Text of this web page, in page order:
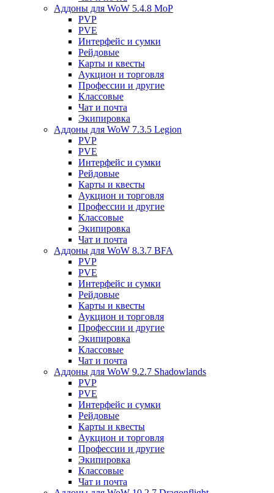
Аддоны для WoW 5.4.8 MoP
PVP
PVE
Интерфейс и сумки
Рейдовые
Карты и квесты
Аукцион и торговля
Профессии и другие
Классовые
Чат и почта
Экипировка
Аддоны для WoW 7.3.5 Legion
PVP
PVE
Интерфейс и сумки
Рейдовые
Карты и квесты
Аукцион и торговля
Профессии и другие
Классовые
Экипировка
Чат и почта
Аддоны для WoW 8.3.7 BFA
PVP
PVE
Интерфейс и сумки
Рейдовые
Карты и квесты
Аукцион и торговля
Профессии и другие
Экипировка
Классовые
Чат и почта
Аддоны для WoW 9.2.7 Shadowlands
PVP
PVE
Интерфейс и сумки
Рейдовые
Карты и квесты
Аукцион и торговля
Профессии и другие
Экипировка
Классовые
Чат и почта